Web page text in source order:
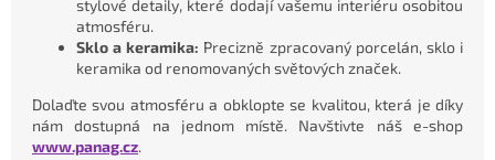
stylové detaily, které dodají vašemu interiéru osobitou
atmosféru.
Sklo a keramika: Precizně zpracovaný porcelán, sklo i
keramika od renomovaných světových značek.
Dolaďte svou atmosféru a obklopte se kvalitou, která je díky
nám dostupná na jednom místě. Navštivte náš e-shop
www.panag.cz.